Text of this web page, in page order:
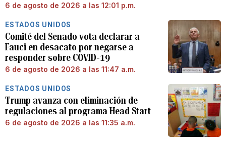
6 de agosto de 2026 a las 12:01 p.m.
ESTADOS UNIDOS
Comité del Senado vota declarar a
Fauci en desacato por negarse a
responder sobre COVID-19
6 de agosto de 2026 a las 11:47 a.m.
ESTADOS UNIDOS
Trump avanza con eliminación de
regulaciones al programa Head Start
6 de agosto de 2026 a las 11:35 a.m.